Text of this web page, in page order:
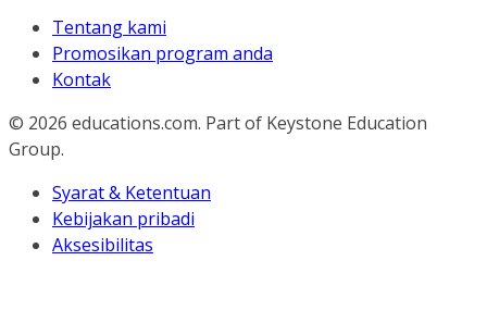
Tentang kami
Promosikan program anda
Kontak
© 2026 educations.com. Part of Keystone Education
Group.
Syarat & Ketentuan
Kebijakan pribadi
Aksesibilitas